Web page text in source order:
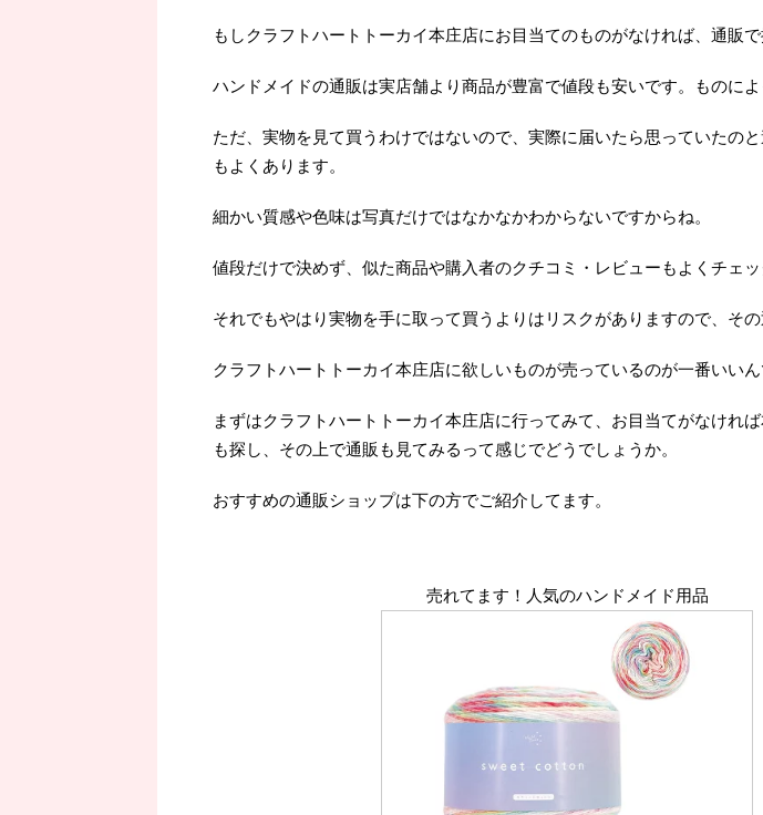
もしクラフトハートトーカイ本庄店にお目当てのものがなければ、通販で
ハンドメイドの通販は実店舗より商品が豊富で値段も安いです。ものによ
ただ、実物を見て買うわけではないので、実際に届いたら思っていたの
もよくあります。
細かい質感や色味は写真だけではなかなかわからないですからね。
値段だけで決めず、似た商品や購入者のクチコミ・レビューもよくチェッ
それでもやはり実物を手に取って買うよりはリスクがありますので、そ
クラフトハートトーカイ本庄店に欲しいものが売っているのが一番いいん
まずはクラフトハートトーカイ本庄店に行ってみて、お目当てがなけれ
も探し、その上で通販も見てみるって感じでどうでしょうか。
おすすめの通販ショップは下の方でご紹介してます。
売れてます！人気のハンドメイド用品